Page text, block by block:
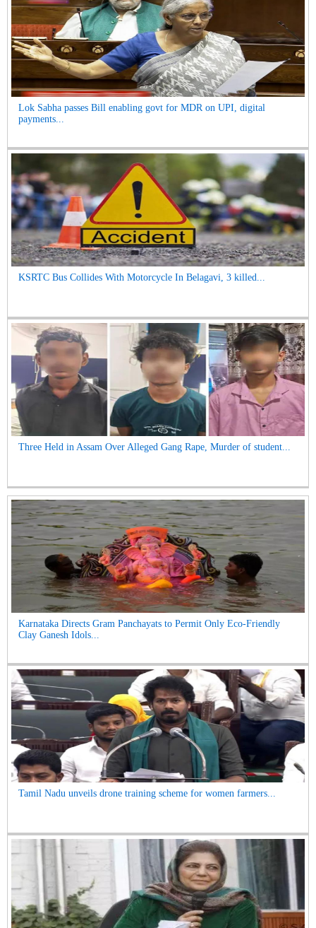
Lok Sabha passes Bill enabling govt for MDR on UPI, digital
payments...
KSRTC Bus Collides With Motorcycle In Belagavi, 3 killed...
Three Held in Assam Over Alleged Gang Rape, Murder of student...
Karnataka Directs Gram Panchayats to Permit Only Eco-Friendly
Clay Ganesh Idols...
Tamil Nadu unveils drone training scheme for women farmers...